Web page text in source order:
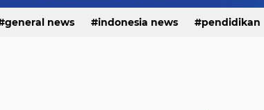
general news indonesia news pendidikan